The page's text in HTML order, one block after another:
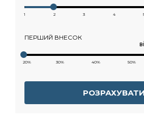
1 2 3 4
ПЕРШИЙ ВНЕСОК
20% 30% 40% 50%
РОЗРАХУВАТИ